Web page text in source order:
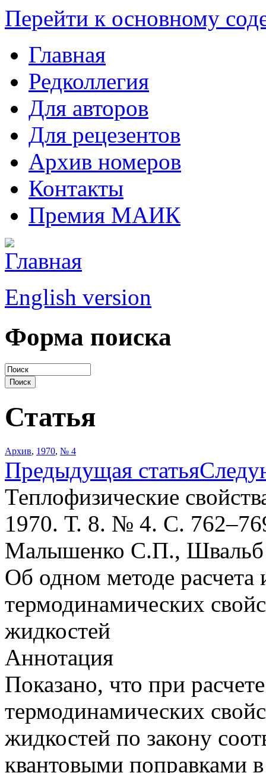
Перейти к основному
Главная
Редколлегия
Для авторов
Для рецезентов
Архив номеров
Контакты
Премия МАИК
English version
Форма поиска
Статья
Архив, 1970, № 4
Предыдущая статья
Теплофизические
1970. Т. 8. № 4. С.
Малышенко С.П.,
Об одном методе расчета
термодинамических
жидкостей
Аннотация
Показано, что при
термодинамиче­ских
жидкостей по закону
квантовыми поправками